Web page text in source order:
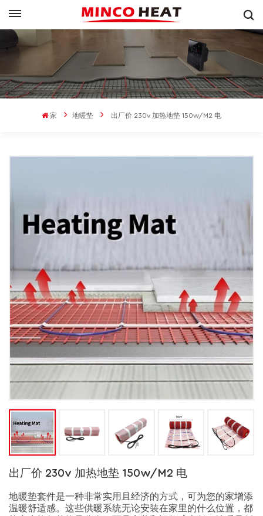
家 地暖垫 出厂价 230v 加热地垫 150w/m2 电
出厂价 230v 加热地垫 150w/m2 电
地暖垫套件是一种非常实用且经济的方式，可为您的家增添
温暖舒适感。这些供暖系统无论安装在家里的什么位置，都